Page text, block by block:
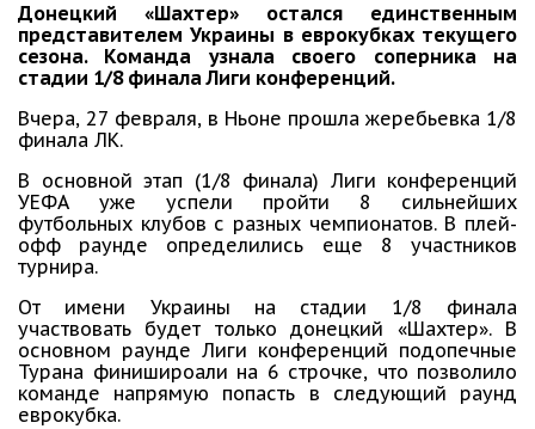
Донецкий «Шахтер» остался единственным
представителем Украины в еврокубках текущего
сезона. Команда узнала своего соперника на
стадии 1/8 финала Лиги конференций.
Вчера, 27 февраля, в Ньоне прошла жеребьевка 1/8
финала ЛК.
В основной этап (1/8 финала) Лиги конференций
УЕФА уже успели пройти 8 сильнейших
футбольных клубов с разных чемпионатов. В плей-
офф раунде определились еще 8 участников
турнира.
От имени Украины на стадии 1/8 финала
участвовать будет только донецкий «Шахтер». В
основном раунде Лиги конференций подопечные
Турана финишироали на 6 строчке, что позволило
команде напрямую попасть в следующий раунд
еврокубка.